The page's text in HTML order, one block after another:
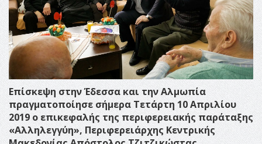
Επίσκεψη στην Έδεσσα και την Αλμωπία
πραγματοποίησε σήμερα Τετάρτη 10 Απριλίου
2019 ο επικεφαλής της περιφερειακής παράταξης
«Αλληλεγγύη», Περιφερειάρχης Κεντρικής